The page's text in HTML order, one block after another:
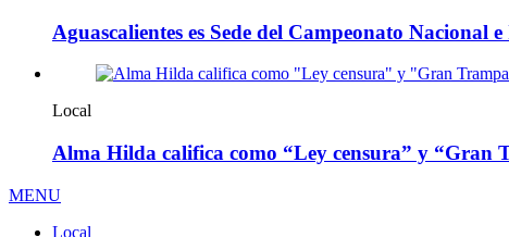
Aguascalientes es Sede del Campeonato Nacional
Local
Alma Hilda califica como “Ley censura” y “Gran
MENU
Local